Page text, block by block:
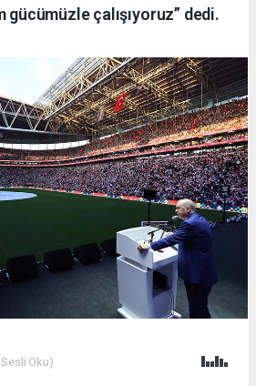
çalışıyoruz” dedi.
Oku)